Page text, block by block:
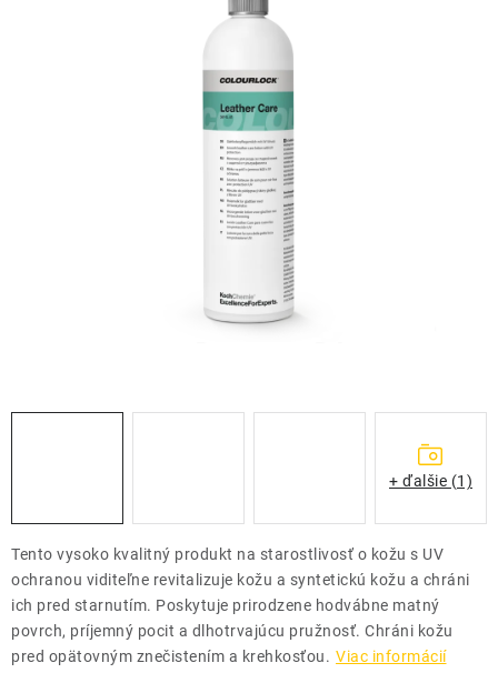
Tento vysoko kvalitný produkt na starostlivosť o kožu s UV
ochranou viditeľne revitalizuje kožu a syntetickú kožu a chráni
ich pred starnutím. Poskytuje prirodzene hodvábne matný
povrch, príjemný pocit a dlhotrvajúcu pružnosť. Chráni kožu
pred opätovným znečistením a krehkosťou. Viac informácií
+ ďalšie (1)